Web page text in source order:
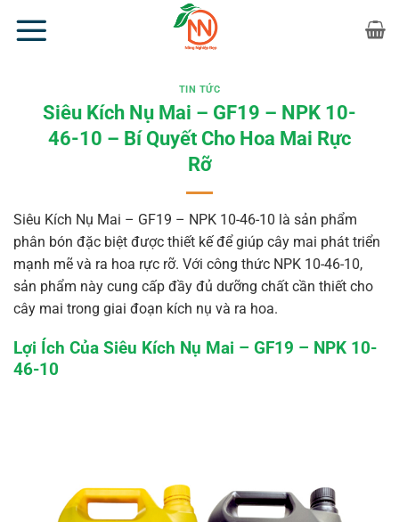
qua
TIN TỨC
Siêu Kích Nụ Mai – GF19 – NPK 10-
46-10 – Bí Quyết Cho Hoa Mai Rực
Rỡ
Siêu Kích Nụ Mai – GF19 – NPK 10-46-10 là sản phẩm
phân bón đặc biệt được thiết kế để giúp cây mai phát triển
mạnh mẽ và ra hoa rực rỡ. Với công thức NPK 10-46-10,
sản phẩm này cung cấp đầy đủ dưỡng chất cần thiết cho
cây mai trong giai đoạn kích nụ và ra hoa.
Lợi Ích Của Siêu Kích Nụ Mai – GF19 – NPK 10-
46-10